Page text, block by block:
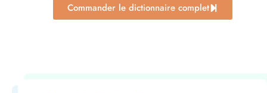
Commander le dictionnaire complet